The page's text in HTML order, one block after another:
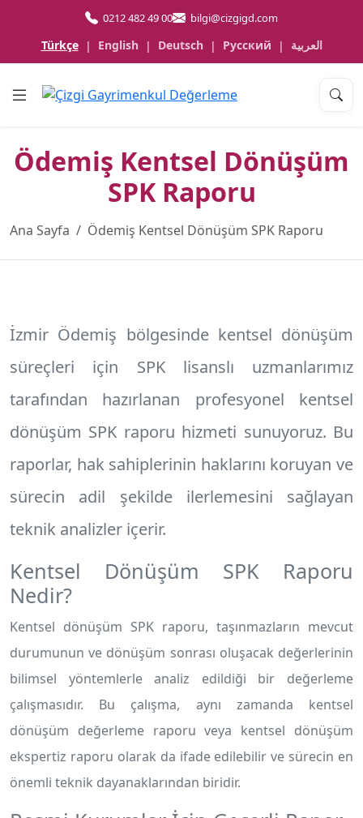
0212 482 49 00 bilgi@cizgigd.com
Türkçe | English | Deutsch | Русский | العربية
Ödemiş Kentsel Dönüşüm
SPK Raporu
Ana Sayfa Ödemiş Kentsel Dönüşüm SPK Raporu
İzmir Ödemiş bölgesinde kentsel dönüşüm
süreçleri için SPK lisanslı uzmanlarımız
tarafından hazırlanan profesyonel kentsel
dönüşüm SPK raporu hizmeti sunuyoruz. Bu
raporlar, hak sahiplerinin haklarını koruyan ve
sürecin adil şekilde ilerlemesini sağlayan
teknik analizler içerir.
Kentsel Dönüşüm SPK Raporu
Nedir?
Kentsel dönüşüm SPK raporu, taşınmazların mevcut
durumunun ve dönüşüm sonrası oluşacak değerlerinin
bilimsel yöntemlerle analiz edildiği bir değerleme
çalışmasıdır. Bu çalışma, aynı zamanda kentsel
dönüşüm değerleme raporu veya kentsel dönüşüm
ekspertiz raporu olarak da ifade edilebilir ve sürecin en
önemli teknik dayanaklarından biridir.